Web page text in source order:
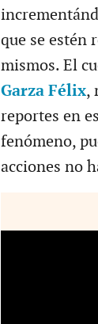
que se estén
mismos. El
Garza Félix,
reportes en
fenómeno,
acciones no